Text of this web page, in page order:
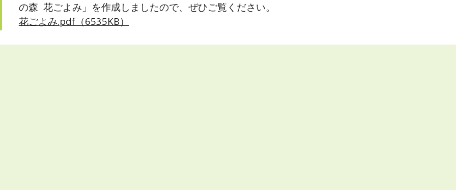
の森 花ごよみ」を作成しましたので、ぜひご覧ください。
花ごよみ.pdf（6535KB）